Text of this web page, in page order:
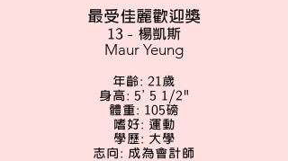
​​​最受佳麗歡迎獎
13 - 楊凱斯
Maur Yeung
年齡: 21歲
身高: 5' 5 1/2"
體重: 105磅
嗜好: 運動
學歷: 大學
志向: 成為會計師